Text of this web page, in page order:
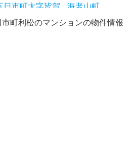
日市町大字皆賀
海老山町
内
五日市町下河内
町利松のマンションの物件情報